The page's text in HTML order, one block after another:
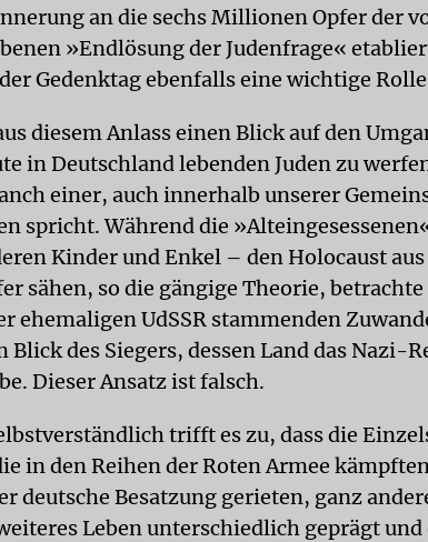
an die sechs Millionen Opfer der
»Endlösung der Judenfrage«
Gedenktag ebenfalls eine wichtige
diesem Anlass einen Blick auf den
in Deutschland lebenden Juden zu
einer, auch innerhalb unserer
spricht. Während die
Kinder und Enkel – den Holocaust
sähen, so die gängige Theorie, betrachte
ehemaligen UdSSR stammenden
des Siegers, dessen Land das Nazi-
Dieser Ansatz ist falsch.
trifft es zu, dass die
in den Reihen der Roten Armee
deutsche Besatzung gerieten, ganz
Leben unterschiedlich geprägt und